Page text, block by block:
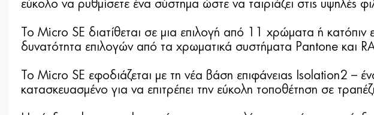
εύκολο να ρυθμίσετε ένα σύστημα ώστε να ταιριάζει στις υψηλές
Το Micro SE διατίθεται σε μια επιλογή από 11 χρώματα ή κατόπιν
δυνατότητα επιλογών από τα χρωματικά συστήματα Pantone και
Το Micro SE εφοδιάζεται με τη νέα βάση επιφάνειας Isolation2 –
κατασκευασμένο για να επιτρέπει την εύκολη τοποθέτηση σε